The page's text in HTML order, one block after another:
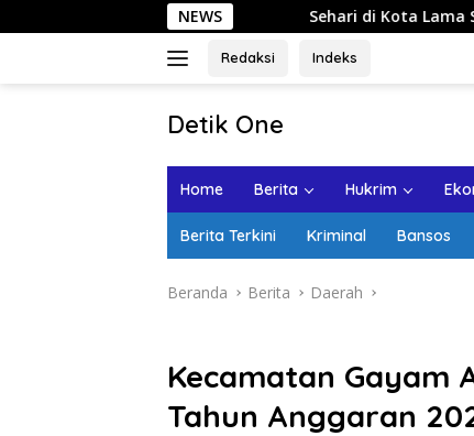
ke
NEWSSehari di Kota Lama Semarang:
Redaksi Indeks
Detik One
Ungkap
Home Berita Hukrim
Berita Terkini Kriminal Bansos
Beranda Berita Daerah
Kecamatan Gayam
Tahun Anggaran